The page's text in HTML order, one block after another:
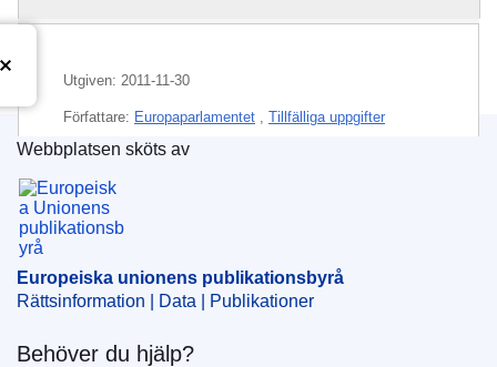
Utgiven: 2011-11-30
Författare: Europaparlamentet Tillfälliga uppgifter
lagenlighet
CELEX : 92011E011256
Europeiska unionens publikationsbyrå
Webbplatsen sköts av
Europeiska unionens publikationsbyrå
Rättsinformation | Data | Publikationer
Behöver du hjälp?